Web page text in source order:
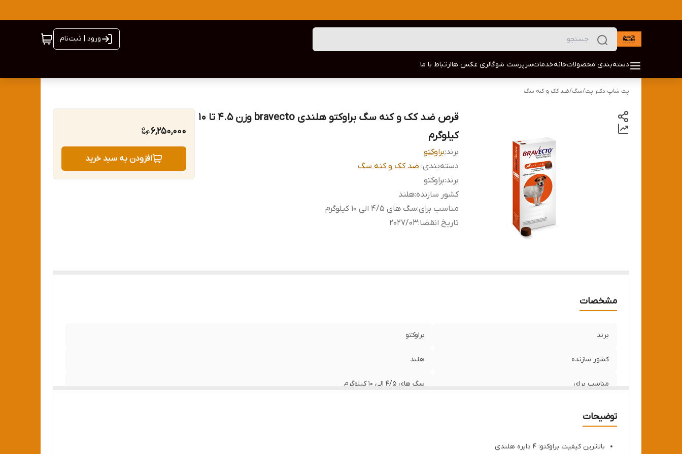
ورود | ثبت‌نام
دسته‌بندی محصولاتخانهخدماتسرپرست شوگالری عکس هاارتباط با ما
پت شاپ دکتر پت/سگ/ضد کک و کنه سگ
قرص ضد کک و کنه سگ براوکتو هلندی bravecto وزن 4.5 تا 10
کیلوگرم
برند:براوکتو
دسته‌بندی: ضد کک و کنه سگ
برند:براوکتو
کشور سازنده:هلند
مناسب برای:سگ های ۴/۵ الی ۱۰ کیلوگرم
تاریخ انقضا:۲۰۲۷/۰۳
6,250,000
افزودن به سبد خرید
مشخصات
برند براوکتو
کشور سازنده هلند
مناسب برای سگ های ۴/۵ الی ۱۰ کیلوگرم
توضیحات
بالاترین کیفیت براوکتو: 4 دایره هلندی